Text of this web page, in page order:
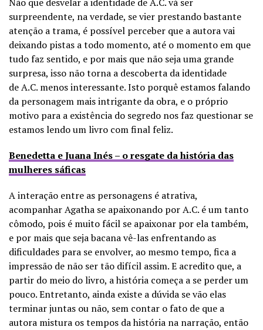
surpreendente, na verdade, se vier prestando bastante
atenção a trama, é possível perceber que a autora vai
deixando pistas a todo momento, até o momento em que
tudo faz sentido, e por mais que não seja uma grande
surpresa, isso não torna a descoberta da identidade
de A.C. menos interessante. Isto porquê estamos falando
da personagem mais intrigante da obra, e o próprio
motivo para a existência do segredo nos faz questionar se
estamos lendo um livro com final feliz.
Benedetta e Juana Inés – o resgate da história das
mulheres sáficas
A interação entre as personagens é atrativa,
acompanhar Agatha se apaixonando por A.C. é um tanto
cômodo, pois é muito fácil se apaixonar por ela também,
e por mais que seja bacana vê-las enfrentando as
dificuldades para se envolver, ao mesmo tempo, fica a
impressão de não ser tão difícil assim. E acredito que, a
partir do meio do livro, a história começa a se perder um
pouco. Entretanto, ainda existe a dúvida se vão elas
terminar juntas ou não, sem contar o fato de que a
autora mistura os tempos da história na narração, então